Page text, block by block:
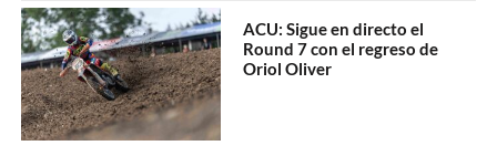
ACU: Sigue en directo el
Round 7 con el regreso de
Oriol Oliver